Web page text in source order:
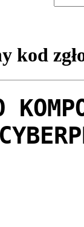
kod